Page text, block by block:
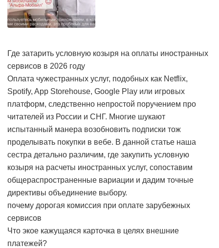
Где затарить условную козыря на оплаты иностранных
сервисов в 2026 году
Оплата чужестранных услуг, подобных как Netflix,
Spotify, App Storehouse, Google Play или игровых
платформ, следственно непростой поручением про
читателей из России и СНГ. Многие шукают
испытанный манера возобновить подписки тож
проделывать покупки в вебе. В данной статье наша
сестра детально различим, где закупить условную
козыря на расчеты иностранных услуг, сопоставим
общераспространенные вариации и дадим точные
директивы объединение выбору.
почему дорогая комиссия при оплате зарубежных
сервисов
Что экое кажущаяся карточка в целях внешние
платежей?